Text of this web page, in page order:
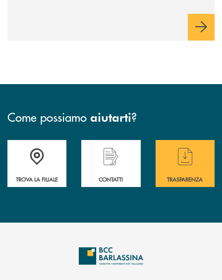
Come possiamo aiutarti?
Accedi all' elenco completo delle filiali di BCC Barlassina.
TROVA LA FILIALE
Hai bisogno di assistenza immediata ?
CONTATTI
Hai bisogno di
TRASPARENZA